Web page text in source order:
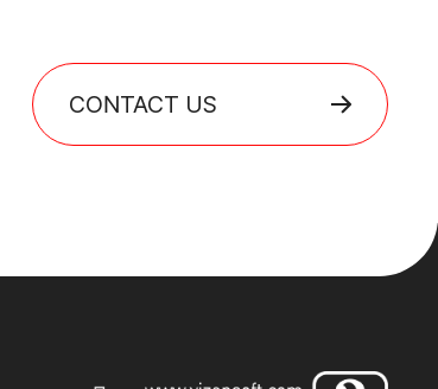
CONTACT US